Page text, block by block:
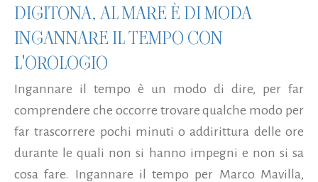
DIGITONA, AL MARE È DI MODA
INGANNARE IL TEMPO CON
L'OROLOGIO
Ingannare il tempo è un modo di dire, per far
comprendere che occorre trovare qualche modo per
far trascorrere pochi minuti o addirittura delle ore
durante le quali non si hanno impegni e non si sa
cosa fare. Ingannare il tempo per Marco Mavilla,